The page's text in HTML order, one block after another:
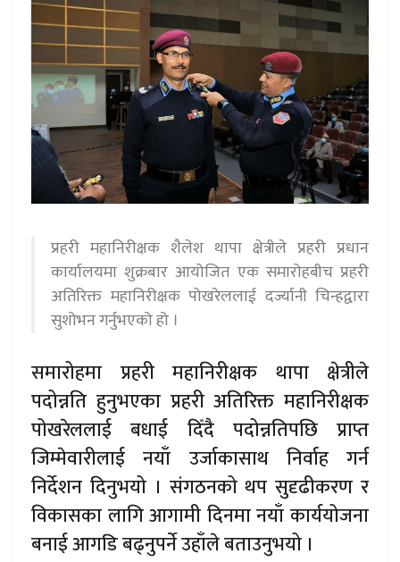
प्रहरी महानिरीक्षक शैलेश थापा क्षेत्रीले प्रहरी प्रधान
कार्यालयमा शुक्रबार आयोजित एक समारोहबीच प्रहरी
अतिरिक्त महानिरीक्षक पोखरेललाई दर्ज्यानी चिन्हद्वारा
सुशोभन गर्नुभएको हो ।
समारोहमा प्रहरी महानिरीक्षक थापा क्षेत्रीले
पदोन्नति हुनुभएका प्रहरी अतिरिक्त महानिरीक्षक
पोखरेललाई बधाई दिँदै पदोन्नतिपछि प्राप्त
जिम्मेवारीलाई नयाँ उर्जाकासाथ निर्वाह गर्न
निर्देशन दिनुभयो । संगठनको थप सुदृढीकरण र
विकासका लागि आगामी दिनमा नयाँ कार्ययोजना
बनाई आगडि बढ्नुपर्ने उहाँले बताउनुभयो ।